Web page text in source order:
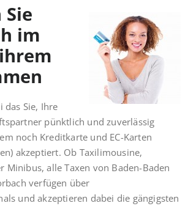
Sie
im
das Sie, Ihre
pünktlich und zuverlässig
noch Kreditkarte und EC-Karten
akzeptiert. Ob Taxilimousine,
Minibus, alle Taxen von Baden-Baden
verfügen über
und akzeptieren dabei die gängigsten